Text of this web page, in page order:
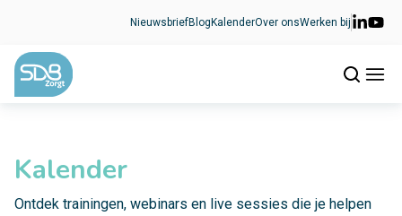
NieuwsbriefBlog KalenderOver onsWerken bij
Kalender
Ontdek trainingen, webinars en live sessies die je helpen